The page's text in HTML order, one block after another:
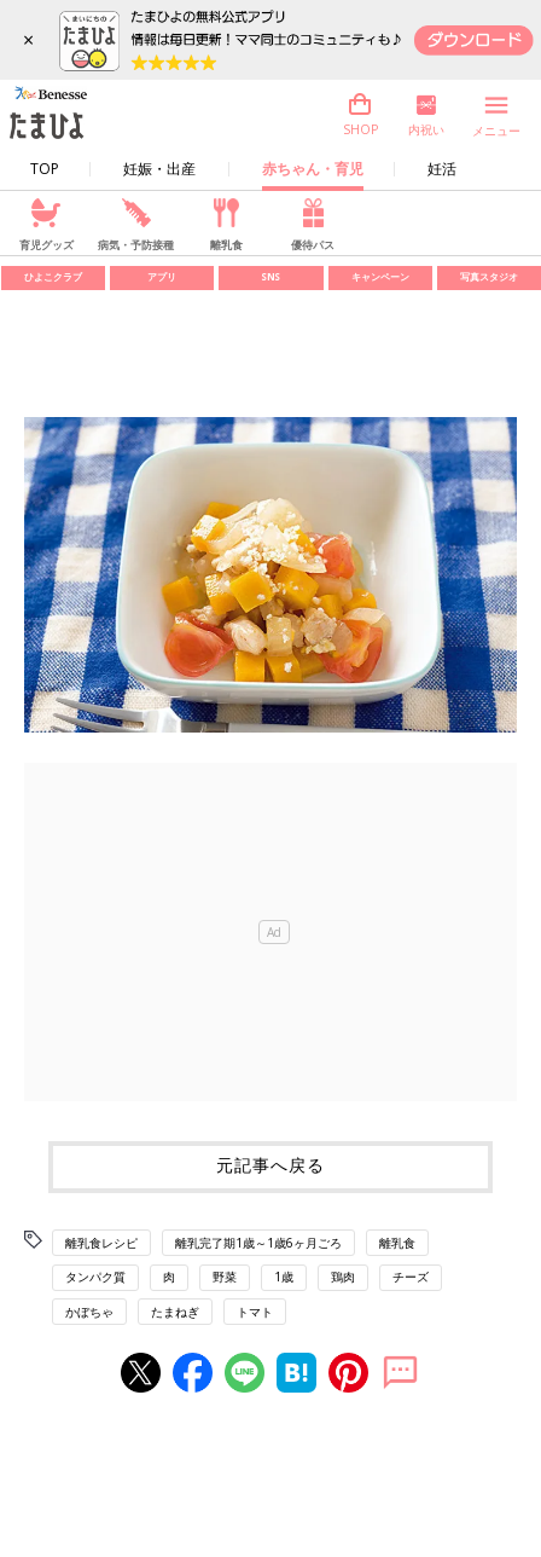
×
TOP 妊娠・出産 赤ちゃん・育児 妊活
SHOP 内祝い メニュー
育児グッズ 病気・予防接種 離乳食 優待パス
ひよこクラブ アプリ SNS キャンペーン 写真スタジオ
元記事へ戻る
離乳食レシピ 離乳完了期1歳～1歳6ヶ月ごろ 離乳食
タンパク質 肉 野菜 1歳 鶏肉 チーズ
かぼちゃ たまねぎ トマト